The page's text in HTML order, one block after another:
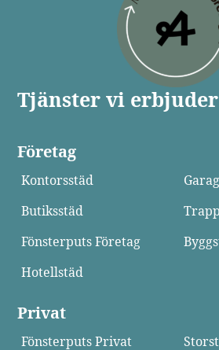
Tjänster vi erbjuder
Företag
Kontorsstäd
Butiksstäd
Fönsterputs Företag
Hotellstäd
Privat
Fönsterputs Privat